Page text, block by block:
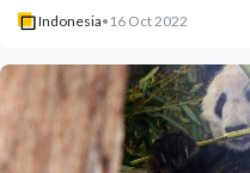
Indonesia• 16 Oct 2022